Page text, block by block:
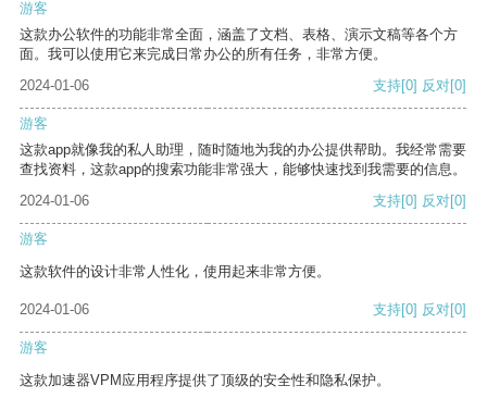
游客
这款办公软件的功能非常全面，涵盖了文档、表格、演示文稿等各个方
面。我可以使用它来完成日常办公的所有任务，非常方便。
2024-01-06
支持[0] 反对[0]
游客
这款app就像我的私人助理，随时随地为我的办公提供帮助。我经常需要
查找资料，这款app的搜索功能非常强大，能够快速找到我需要的信息。
2024-01-06
支持[0] 反对[0]
游客
这款软件的设计非常人性化，使用起来非常方便。
2024-01-06 支持[0] 反对[0]
游客
这款加速器VPM应用程序提供了顶级的安全性和隐私保护。